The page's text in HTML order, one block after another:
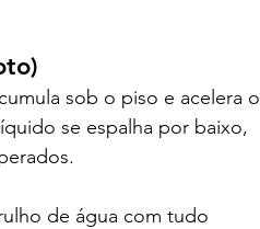
sob o piso e acelera o
se espalha por baixo,
de água com tudo